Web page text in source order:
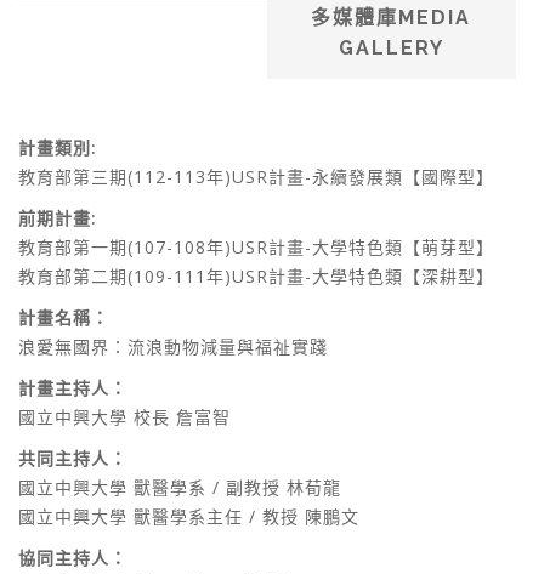
多媒體庫MEDIA
GALLERY
計畫類別:
教育部第三期(112-113年)USR計畫-永續發展類【國際型】
前期計畫:
教育部第一期(107-108年)USR計畫-大學特色類【萌芽型】
教育部第二期(109-111年)USR計畫-大學特色類【深耕型】
計畫名稱：
浪愛無國界：流浪動物減量與福祉實踐
計畫主持人：
國立中興大學 校長 詹富智
共同主持人：
國立中興大學 獸醫學系 / 副教授 林荀龍
國立中興大學 獸醫學系主任 / 教授 陳鵬文
協同主持人：